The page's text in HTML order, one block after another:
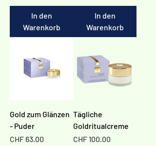
In den
Warenkorb
In den
Warenkorb
Gold zum Glänzen
- Puder
Preis
CHF 63.00
Tägliche
Goldritualcreme
Preis
CHF 100.00